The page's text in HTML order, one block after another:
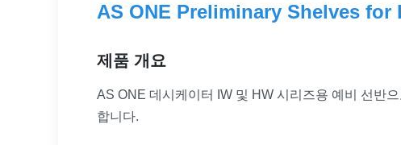
AS ONE Preliminary Shelves for
제품 개요
AS ONE 데시케이터 IW 및 HW 시리즈용 예비 선반
합니다.